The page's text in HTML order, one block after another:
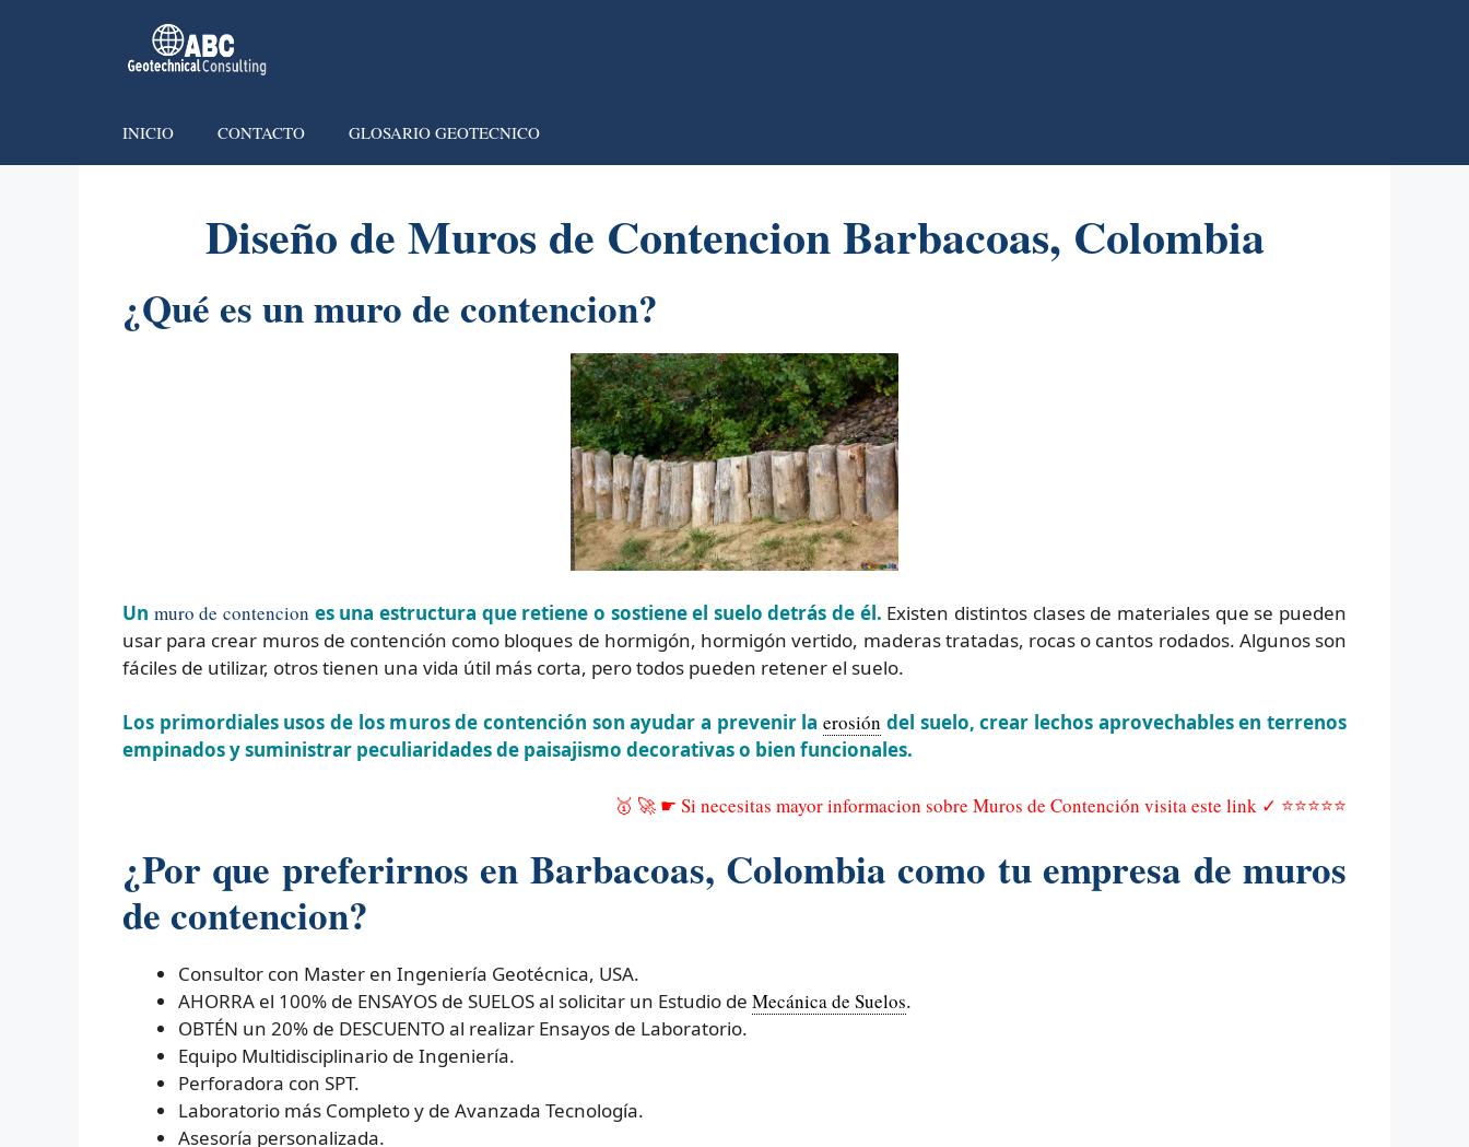
INICIO CONTACTO GLOSARIO GEOTECNICO
Diseño de Muros de Contencion Barbacoas, Colombia
¿Qué es un muro de contencion?
Un muro de contencion es una estructura que retiene o sostiene el suelo detrás de él. Existen distintos clases de materiales que se pueden
usar para crear muros de contención como bloques de hormigón, hormigón vertido, maderas tratadas, rocas o cantos rodados. Algunos son
fáciles de utilizar, otros tienen una vida útil más corta, pero todos pueden retener el suelo.
Los primordiales usos de los muros de contención son ayudar a prevenir laerosión del suelo, crear lechos aprovechables en terrenos
empinados y suministrar peculiaridades de paisajismo decorativas o bien funcionales.
🥇 🚀 ☛ Si necesitas mayor informacion sobre Muros de Contención visita este link ✓ ⭐⭐⭐⭐⭐
¿Por que preferirnos en Barbacoas, Colombia como tu empresa de muros
de contencion?
Consultor con Master en Ingeniería Geotécnica, USA.
AHORRA el 100% de ENSAYOS de SUELOS al solicitar un Estudio de Mecánica de Suelos.
OBTÉN un 20% de DESCUENTO al realizar Ensayos de Laboratorio.
Equipo Multidisciplinario de Ingeniería.
Perforadora con SPT.
Laboratorio más Completo y de Avanzada Tecnología.
Asesoría personalizada.